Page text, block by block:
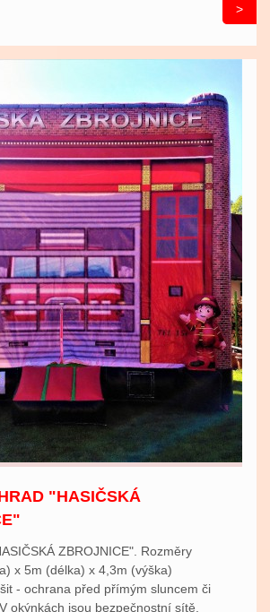
>
"HASIČSKÁ
ZBROJNICE". Rozměry
x 5m (délka) x 4,3m (výška)
- ochrana před přímým sluncem či
okýnkách jsou bezpečnostní sítě,